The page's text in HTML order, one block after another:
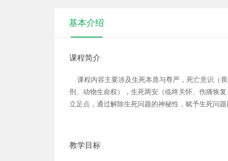
基本介绍
课程简介
课程内容主要涉及生死本质与尊严，死亡意识（
刑、动物生命权），生死两安（临终关怀、伤痛恢
立足点，通过解除生死问题的神秘性，赋予生死问
教学目标